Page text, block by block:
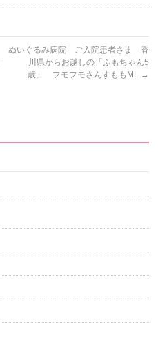
ぬいぐるみ病院 ご入院患者さま 香
川県からお越しの「ふもちゃん5
歳」 フモフモさんすももML
→